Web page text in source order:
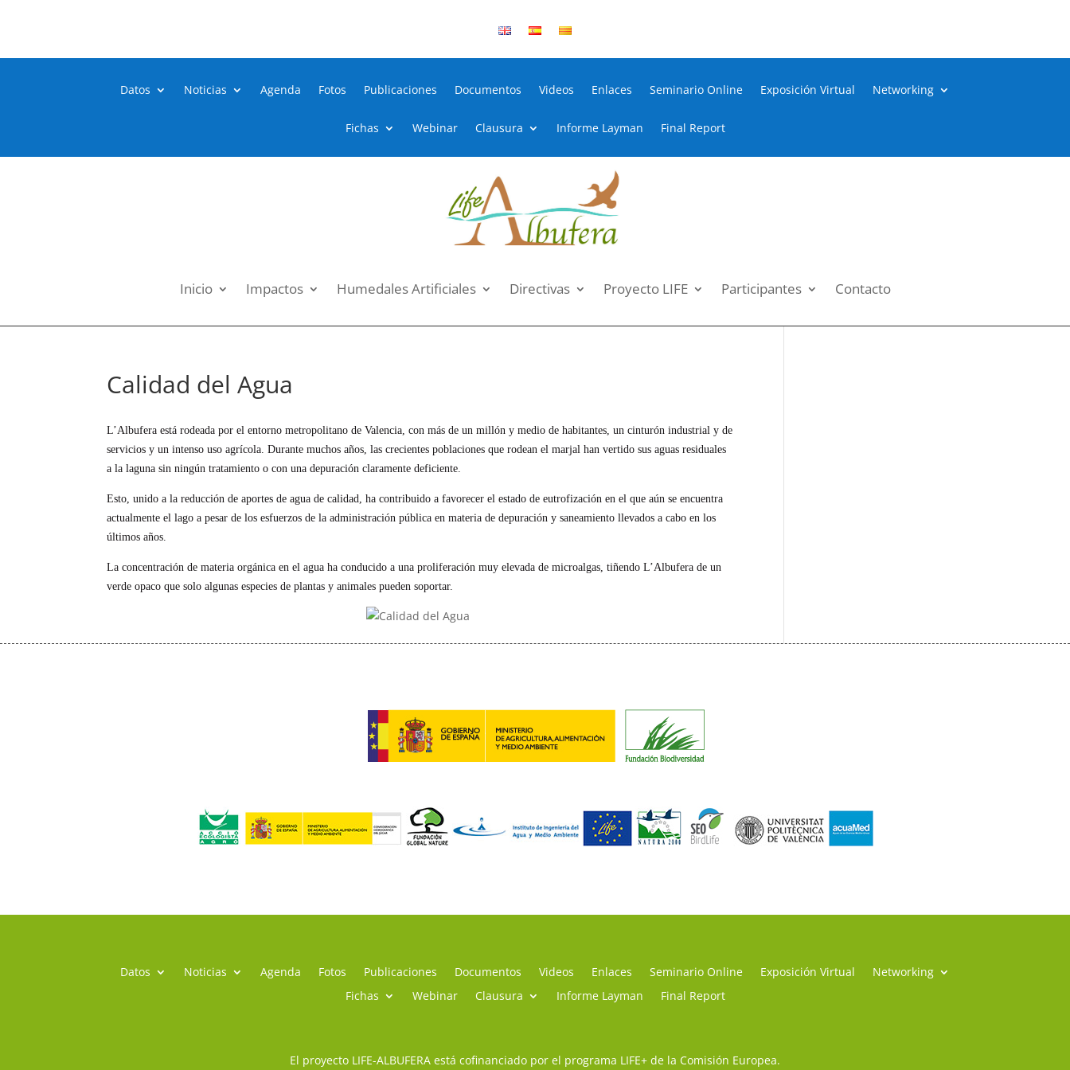
Datos Noticias Agenda Fotos Publicaciones Documentos Videos Enlaces Seminario Online Exposición Virtual Networking
Fichas Webinar Clausura Informe Layman Final Report
Inicio Impactos Humedales Artificiales Directivas Proyecto LIFE Participantes Contacto
Calidad del Agua
L’Albufera está rodeada por el entorno metropolitano de Valencia, con más de un millón y medio de habitantes, un cinturón industrial y de
servicios y un intenso uso agrícola. Durante muchos años, las crecientes poblaciones que rodean el marjal han vertido sus aguas residuales
a la laguna sin ningún tratamiento o con una depuración claramente deficiente.
Esto, unido a la reducción de aportes de agua de calidad, ha contribuido a favorecer el estado de eutrofización en el que aún se encuentra
actualmente el lago a pesar de los esfuerzos de la administración pública en materia de depuración y saneamiento llevados a cabo en los
últimos años.
La concentración de materia orgánica en el agua ha conducido a una proliferación muy elevada de microalgas, tiñendo L’Albufera de un
verde opaco que solo algunas especies de plantas y animales pueden soportar.
Datos Noticias Agenda Fotos Publicaciones Documentos Videos Enlaces Seminario Online Exposición Virtual
Networking
Fichas
Webinar Clausura Informe Layman Final Report
El proyecto LIFE-ALBUFERA está cofinanciado por el programa LIFE+ de la Comisión Europea.